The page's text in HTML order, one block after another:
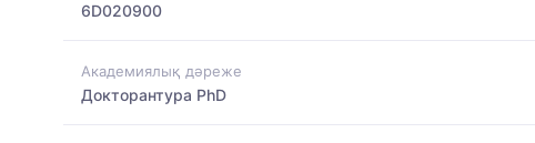
6D020900
Академиялық дәреже
Докторантура PhD